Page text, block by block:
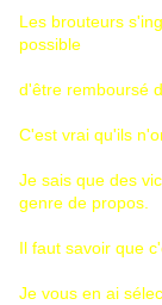
Les brouteurs
possible
d'être remboursé
C'est vrai qu'ils
Je sais que des
genre de propos.
Il faut savoir que
Je vous en ai